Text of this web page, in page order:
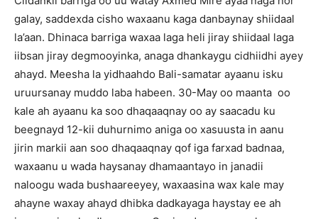
galay, saddexda cisho waxaanu kaga danbaynay shiidaal
la’aan. Dhinaca barriga waxaa laga heli jiray shiidaal laga
iibsan jiray degmooyinka, anaga dhankaygu cidhiidhi ayey
ahayd. Meesha la yidhaahdo Bali-samatar ayaanu isku
uruursanay muddo laba habeen. 30-May oo maanta oo
kale ah ayaanu ka soo dhaqaaqnay oo ay saacadu ku
beegnayd 12-kii duhurnimo aniga oo xasuusta in aanu
jirin markii aan soo dhaqaaqnay qof iga farxad badnaa,
waxaanu u wada haysanay dhamaantayo in janadii
naloogu wada bushaareeyey, waxaasina wax kale may
ahayne waxay ahayd dhibka dadkayaga haystay ee ah